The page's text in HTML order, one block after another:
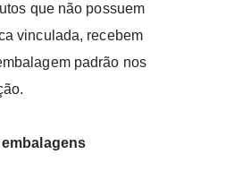
que não possuem
vinculada, recebem
padrão nos